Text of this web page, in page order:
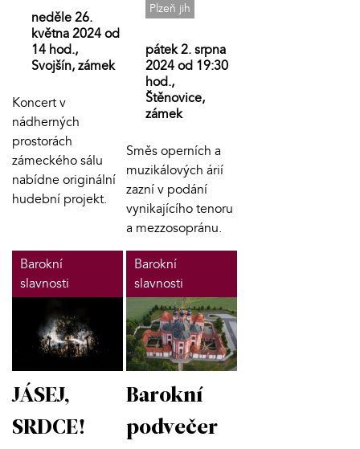
neděle 26.
května 2024 od
14 hod.,
Svojšín, zámek
Koncert v
nádherných
prostorách
zámeckého sálu
nabídne originální
hudební projekt.
Plzeň jih
pátek 2. srpna
2024 od 19:30
hod.,
Štěnovice,
zámek
Směs operních a
muzikálových árií
zazní v podání
vynikajícího tenoru
a mezzosopránu.
Barokní
slavnosti
JÁSEJ,
SRDCE!
Barokní
slavnosti
Barokní
podvečer